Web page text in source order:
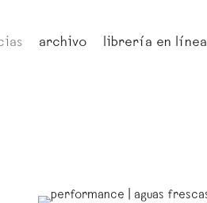
archivo librería en línea